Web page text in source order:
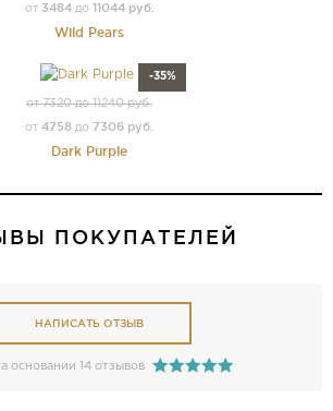
от 3484до 11044 руб.
Wild Pears
-35%
от 7320 до 11240 руб.
от 4758 до 7306 руб.
Dark Purple
ПОКУПАТЕЛЕЙ
НАПИСАТЬ ОТЗЫВ
основании 14 отзывов